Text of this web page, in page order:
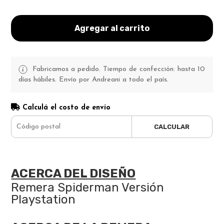
Agregar al carrito
Fabricamos a pedido. Tiempo de confección: hasta 10
días hábiles. Envío por Andreani a todo el país.
Calculá el costo de envío
CALCULAR
ACERCA DEL DISEÑO
Remera Spiderman Versión
Playstation